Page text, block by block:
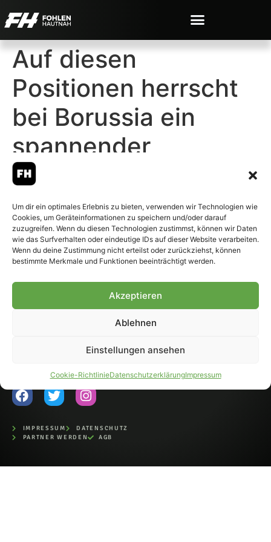
Um dir ein optimales Erlebnis zu bieten, verwenden wir Technologien wie
Cookies, um Geräteinformationen zu speichern und/oder darauf
zuzugreifen. Wenn du diesen Technologien zustimmst, können wir Daten
wie das Surfverhalten oder eindeutige IDs auf dieser Website verarbeiten.
Wenn du deine Zustimmung nicht erteilst oder zurückziehst, können
bestimmte Merkmale und Funktionen beeinträchtigt werden.
Akzeptieren
Ablehnen
Einstellungen ansehen
Cookie-RichtlinieDatenschutzerklärungImpressum
Auf diesen
Positionen herrscht
bei Borussia ein
spannender
Konkurrenzkampf
© 2007-2026 Fohlen-Hautnah.de
– Alle rechte vorbehalten.
Fohlen-Hautnah.de ist ein
offiziell eingetragenes Magazin
bei der Deutschen
Nationalbibliothek (ISSN 1868-
auszugsweise, nur mit
IMPRESSUM
DATENSCHUTZ
PARTNER WERDEN
AGB